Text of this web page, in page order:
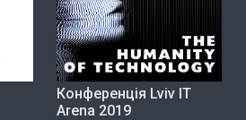
Конференція Lviv IT
Arena 2019